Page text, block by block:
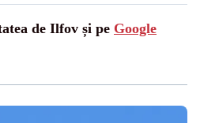
de Ilfov și pe Google